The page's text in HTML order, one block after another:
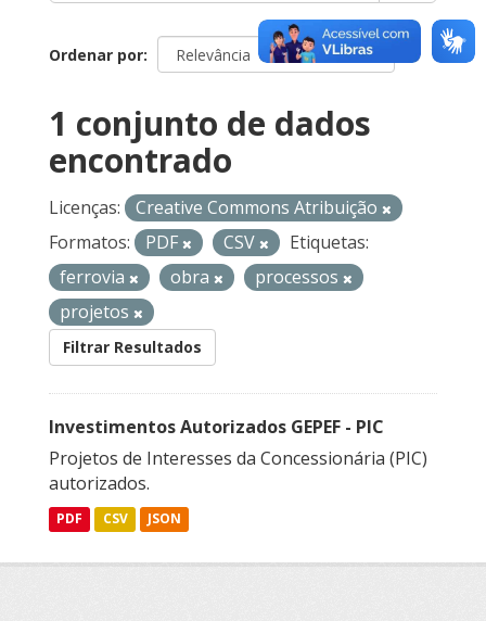
Ordenar por
1 conjunto de dados
encontrado
Licenças:
Creative Commons Atribuição
Formatos:
PDF CSV
Etiquetas:
ferrovia
obra
processos
projetos
Filtrar Resultados
Investimentos Autorizados GEPEF - PIC
Projetos de Interesses da Concessionária (PIC)
autorizados.
PDF CSV JSON